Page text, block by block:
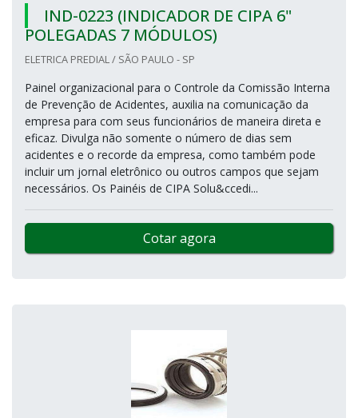
IND-0223 (INDICADOR DE CIPA 6"
POLEGADAS 7 MÓDULOS)
ELETRICA PREDIAL / SÃO PAULO - SP
Painel organizacional para o Controle da Comissão Interna
de Prevenção de Acidentes, auxilia na comunicação da
empresa para com seus funcionários de maneira direta e
eficaz. Divulga não somente o número de dias sem
acidentes e o recorde da empresa, como também pode
incluir um jornal eletrônico ou outros campos que sejam
necessários. Os Painéis de CIPA Solu&ccedi...
Cotar agora